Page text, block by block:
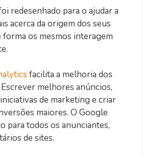
redesenhado para o ajudar a
acerca da origem dos seus
forma os mesmos interagem
facilita a melhoria dos
melhores anúncios,
de marketing e criar
maiores. O Google
para todos os anunciantes,
de sites.